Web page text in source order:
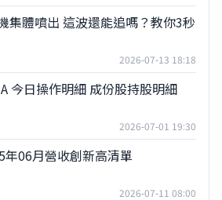
集體噴出 這波還能追嗎？教你3秒
2026-07-13 18:18
今日操作明細 成份股持股明細
2026-07-01 19:30
年06月營收創新高清單
2026-07-11 08:00